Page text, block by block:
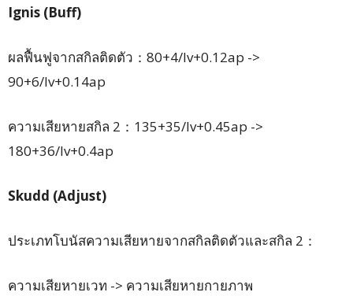
Ignis (Buff)
ผลฟื้นฟูจากสกิลติดตัว：80+4/lv+0.12ap ->
90+6/lv+0.14ap
ความเสียหายสกิล 2：135+35/lv+0.45ap ->
180+36/lv+0.4ap
Skudd (Adjust)
ประเภทโบนัสความเสียหายจากสกิลติดตัวและสกิล 2：
ความเสียหายเวท -> ความเสียหายกายภาพ